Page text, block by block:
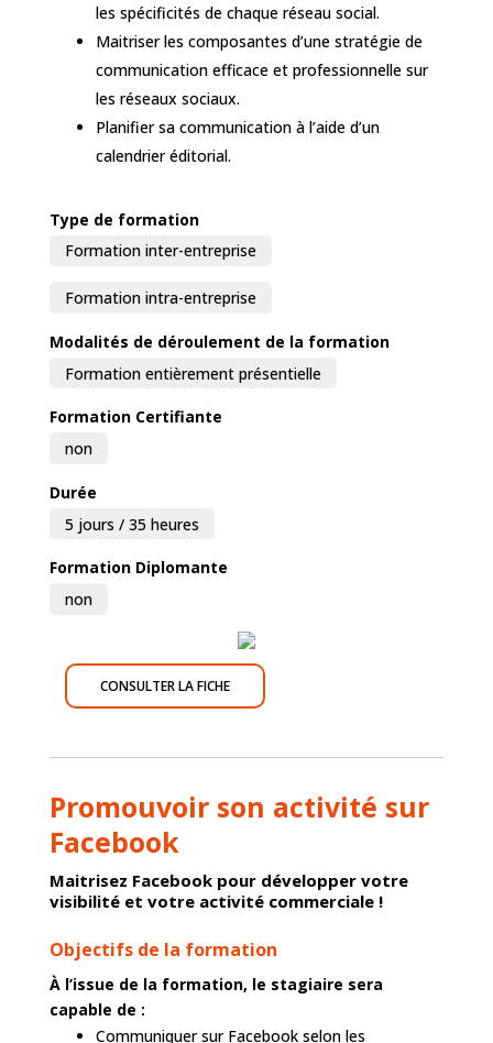
les spécificités de chaque réseau social.
Maitriser les composantes d’une stratégie de
communication efficace et professionnelle sur
les réseaux sociaux.
Planifier sa communication à l’aide d’un
calendrier éditorial.
Type de formation
Formation inter-entreprise
Formation intra-entreprise
Modalités de déroulement de la formation
Formation entièrement présentielle
Formation Certifiante
non
Durée
5 jours / 35 heures
Formation Diplomante
non
CONSULTER LA FICHE
Promouvoir son activité sur
Facebook
Maitrisez Facebook pour développer votre
visibilité et votre activité commerciale !
Objectifs de la formation
À l’issue de la formation, le stagiaire sera
capable de :
Communiquer sur Facebook selon les